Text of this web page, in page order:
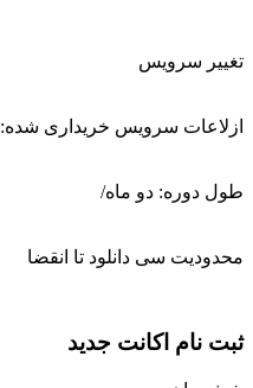
تغییر سرویس
ازلاعات سرویس خریداری شده:
طول دوره: دو ماه/
محدودیت سی دانلود تا انقضا
ثبت نام اکانت جدید